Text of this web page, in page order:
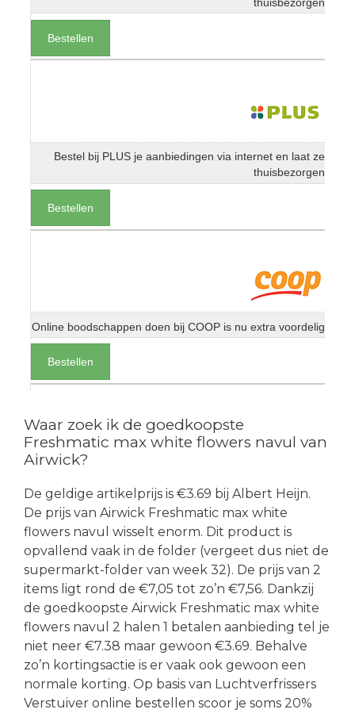
Bestellen
Bestel bij PLUS je aanbiedingen via internet en laat ze
thuisbezorgen
Bestellen
Online boodschappen doen bij COOP is nu extra voordelig
Bestellen
Waar zoek ik de goedkoopste
Freshmatic max white flowers navul van
Airwick?
De geldige artikelprijs is €3.69 bij Albert Heijn.
De prijs van Airwick Freshmatic max white
flowers navul wisselt enorm. Dit product is
opvallend vaak in de folder (vergeet dus niet de
supermarkt-folder van week 32). De prijs van 2
items ligt rond de €7,05 tot zo’n €7,56. Dankzij
de goedkoopste Airwick Freshmatic max white
flowers navul 2 halen 1 betalen aanbieding tel je
niet neer €7.38 maar gewoon €3.69. Behalve
zo’n kortingsactie is er vaak ook gewoon een
normale korting. Op basis van Luchtverfrissers
Verstuiver online bestellen scoor je soms 20%